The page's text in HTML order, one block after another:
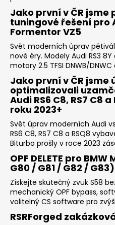
Jako první v ČR
tuningové řešení pro
Formentor VZ5
Svět moderních úprav
nové éry. Modely Audi RS3
motory 2.5 TFSI DNWB/
Jako první v ČR jsme
optimalizovali
Audi RS6 C8, RS7 C8
roku 2023+
Svět úprav moderních Audi
RS6 C8, RS7 C8 a RSQ8
Biturbo prošly v roce 2023
OPF DELETE pro
G80 / G81 / G82 / G83)
Získejte skutečný zvuk S58
mechanický OPF bypass,
volitelný CS software pro
RSRForged